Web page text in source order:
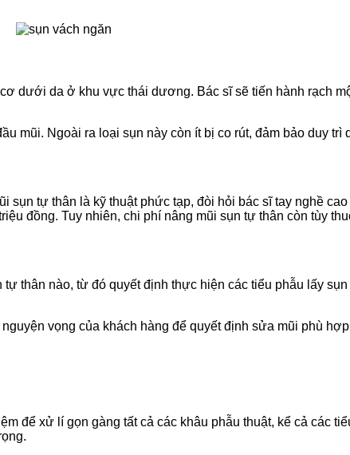
dưới da ở khu vực thái dương. Bác sĩ sẽ tiến hành rạch
mũi. Ngoài ra loại sụn này còn ít bị co rút, đảm bảo duy trì
sụn tự thân là kỹ thuật phức tạp, đòi hỏi bác sĩ tay nghề
đồng. Tuy nhiên, chi phí nâng mũi sụn tự thân còn tùy
thân nào, từ đó quyết định thực hiện các tiểu phẫu lấy
vọng của khách hàng để quyết định sửa mũi phù
để xử lí gọn gàng tất cả các khâu phẫu thuật, kể cả các